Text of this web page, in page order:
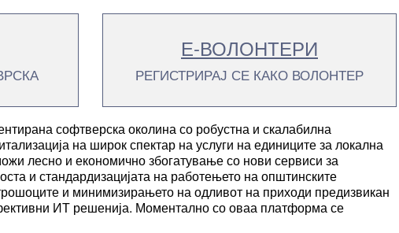
Е-ВОЛОНТЕРИ
РЕГИСТРИРАЈ СЕ КАКО ВОЛОНТЕР
софтверска околина со робустна и скалабилна
на широк спектар на услуги на единиците за локална
лесно и економично збогатување со нови сервиси за
и стандардизацијата на работењето на општинските
и минимизирањето на одливот на приходи предизвикан
ИТ решенија. Моментално со оваа платформа се